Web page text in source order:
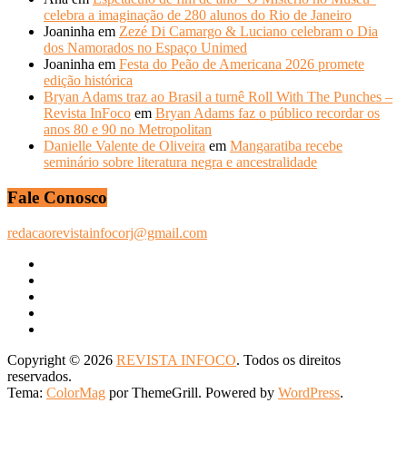
celebra a imaginação de 280 alunos do Rio de Janeiro
Joaninha em Zezé Di Camargo & Luciano celebram o Dia
dos Namorados no Espaço Unimed
Joaninha em Festa do Peão de Americana 2026 promete
edição histórica
Bryan Adams traz ao Brasil a turnê Roll With The Punches –
Revista InFoco em Bryan Adams faz o público recordar os
anos 80 e 90 no Metropolitan
Danielle Valente de Oliveira em Mangaratiba recebe
seminário sobre literatura negra e ancestralidade
Fale Conosco
redacaorevistainfocorj@gmail.com
Copyright © 2026 REVISTA INFOCO. Todos os direitos
reservados.
Tema: ColorMag por ThemeGrill. Powered by WordPress.